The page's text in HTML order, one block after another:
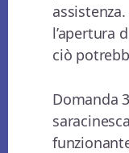
l’apertura
ciò
Domanda